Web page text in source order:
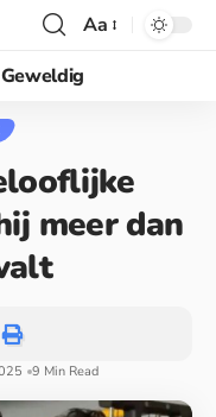
Aa
Geweldig
meer dan
9 Min Read